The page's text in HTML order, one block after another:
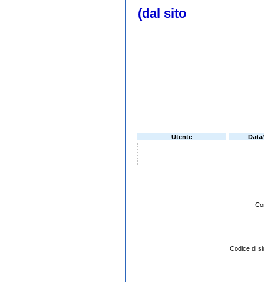
(dal sito
Utente
Codice di